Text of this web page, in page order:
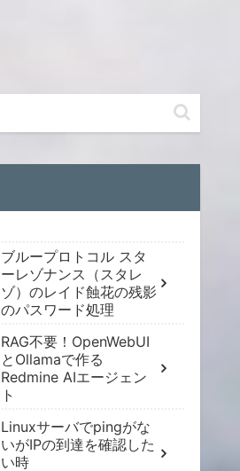
ブループロトコル スタ
ーレゾナンス（スタレ
ゾ）のレイド蝕花の残影
のパスワード処理
RAG不要！OpenWebUI
とOllamaで作る
Redmine AIエージェン
ト
Linuxサーバでpingがな
いがIPの到達を確認した
い時